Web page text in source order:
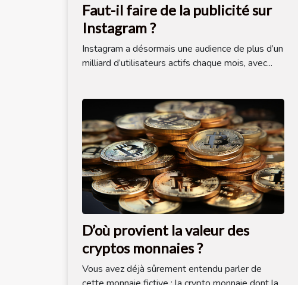
Faut-il faire de la publicité sur
Instagram ?
Instagram a désormais une audience de plus d’un
milliard d’utilisateurs actifs chaque mois, avec...
D’où provient la valeur des
cryptos monnaies ?
Vous avez déjà sûrement entendu parler de